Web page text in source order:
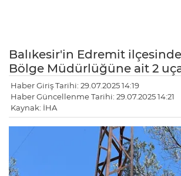
Balıkesir'in Edremit
Bölge Müdürlüğüne ait 2
Haber Giriş Tarihi: 29.07.2025 14:19
Haber Güncellenme Tarihi: 29.07.2025 14:21
Kaynak: İHA